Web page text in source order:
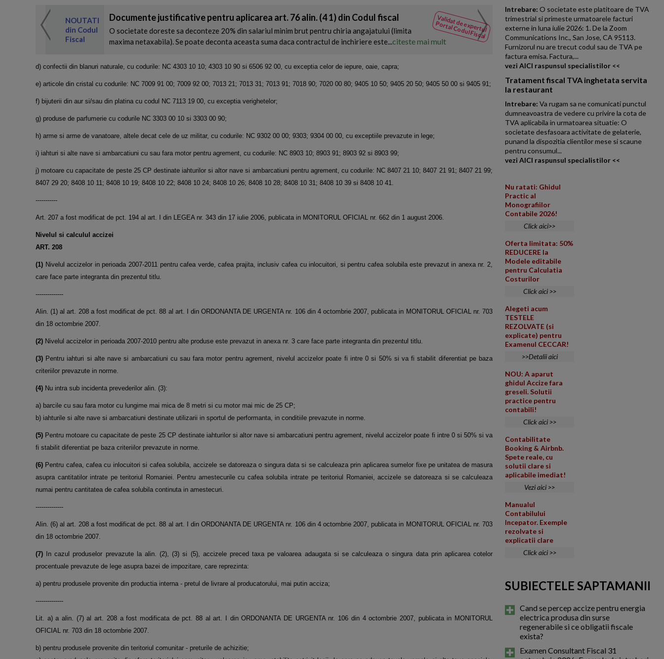
NOUTATI
din Codul
Fiscal
Validat de expertul
Portal Codul Fiscal
Documente justificative pentru aplicarea art. 76 alin. (4 1) din Codul fiscal
O societate doreste sa deconteze 20% din salariul minim brut pentru chiria angajatului (limita
maxima netaxabila). Se poate deconta aceasta suma daca contractul de inchiriere este...citeste mai mult
NOUTATI
din Codul
Fiscal
Imprumut societatie.
In situatia in care exista
aproba acordarea unei
d) confectii din blanuri naturale, cu codurile: NC 4303 10 10; 4303 10 90 si 6506 92 00, cu exceptia celor de iepure, oaie, capra;
e) articole din cristal cu codurile: NC 7009 91 00; 7009 92 00; 7013 21; 7013 31; 7013 91; 7018 90; 7020 00 80; 9405 10 50; 9405 20 50; 9405 50 00 si 9405 91;
f) bijuterii din aur si/sau din platina cu codul NC 7113 19 00, cu exceptia verighetelor;
g) produse de parfumerie cu codurile NC 3303 00 10 si 3303 00 90;
h) arme si arme de vanatoare, altele decat cele de uz militar, cu codurile: NC 9302 00 00; 9303; 9304 00 00, cu exceptiile prevazute in lege;
i) iahturi si alte nave si ambarcatiuni cu sau fara motor pentru agrement, cu codurile: NC 8903 10; 8903 91; 8903 92 si 8903 99;
j) motoare cu capacitate de peste 25 CP destinate iahturilor si altor nave si ambarcatiuni pentru agrement, cu codurile: NC 8407 21 10; 8407 21 91; 8407 21 99;
8407 29 20; 8408 10 11; 8408 10 19; 8408 10 22; 8408 10 24; 8408 10 26; 8408 10 28; 8408 10 31; 8408 10 39 si 8408 10 41.
-----------
Art. 207 a fost modificat de pct. 194 al art. I din LEGEA nr. 343 din 17 iulie 2006, publicata in MONITORUL OFICIAL nr. 662 din 1 august 2006.
Nivelul si calculul accizei
ART. 208
(1) Nivelul accizelor in perioada 2007-2011 pentru cafea verde, cafea prajita, inclusiv cafea cu inlocuitori, si pentru cafea solubila este prevazut in anexa nr. 2,
care face parte integranta din prezentul titlu.
--------------
Alin. (1) al art. 208 a fost modificat de pct. 88 al art. I din ORDONANTA DE URGENTA nr. 106 din 4 octombrie 2007, publicata in MONITORUL OFICIAL nr. 703
din 18 octombrie 2007.
(2) Nivelul accizelor in perioada 2007-2010 pentru alte produse este prevazut in anexa nr. 3 care face parte integranta din prezentul titlu.
(3) Pentru iahturi si alte nave si ambarcatiuni cu sau fara motor pentru agrement, nivelul accizelor poate fi intre 0 si 50% si va fi stabilit diferentiat pe baza
criteriilor prevazute in norme.
(4) Nu intra sub incidenta prevederilor alin. (3):
a) barcile cu sau fara motor cu lungime mai mica de 8 metri si cu motor mai mic de 25 CP;
b) iahturile si alte nave si ambarcatiuni destinate utilizarii in sportul de performanta, in conditiile prevazute in norme.
(5) Pentru motoare cu capacitate de peste 25 CP destinate iahturilor si altor nave si ambarcatiuni pentru agrement, nivelul accizelor poate fi intre 0 si 50% si va
fi stabilit diferentiat pe baza criteriilor prevazute in norme.
(6) Pentru cafea, cafea cu inlocuitori si cafea solubila, accizele se datoreaza o singura data si se calculeaza prin aplicarea sumelor fixe pe unitatea de masura
asupra cantitatilor intrate pe teritoriul Romaniei. Pentru amestecurile cu cafea solubila intrate pe teritoriul Romaniei, accizele se datoreaza si se calculeaza
numai pentru cantitatea de cafea solubila continuta in amestecuri.
--------------
Alin. (6) al art. 208 a fost modificat de pct. 88 al art. I din ORDONANTA DE URGENTA nr. 106 din 4 octombrie 2007, publicata in MONITORUL OFICIAL nr. 703
din 18 octombrie 2007.
(7) In cazul produselor prevazute la alin. (2), (3) si (5), accizele preced taxa pe valoarea adaugata si se calculeaza o singura data prin aplicarea cotelor
procentuale prevazute de lege asupra bazei de impozitare, care reprezinta:
a) pentru produsele provenite din productia interna - pretul de livrare al producatorului, mai putin acciza;
--------------
Lit. a) a alin. (7) al art. 208 a fost modificata de pct. 88 al art. I din ORDONANTA DE URGENTA nr. 106 din 4 octombrie 2007, publicata in MONITORUL
OFICIAL nr. 703 din 18 octombrie 2007.
b) pentru produsele provenite din teritoriul comunitar - preturile de achizitie;
Intrebare: O societate este platitoare de TVA
trimestrial si primeste urmatoarele facturi
externe in luna iulie 2026: 1. De la Zoom
Communications Inc., San Jose, CA 95113.
Furnizorul nu are trecut codul sau de TVA pe
factura emisa. Factura,...
vezi AICI raspunsul specialistilor <<
Tratament fiscal TVA inghetata servita
la restaurant
Intrebare: Va rugam sa ne comunicati punctul
dumneavoastra de vedere cu privire la cota de
TVA aplicabila in urmatoarea situatie: O
societate desfasoara activitate de gelaterie,
punand la dispozitia clientilor mese si scaune
pentru consumul...
vezi AICI raspunsul specialistilor <<
Nu ratati: Ghidul
Practic al
Monografiilor
Contabile 2026!
Click aici>>
Oferta limitata: 50%
REDUCERE la
Modele editabile
pentru Calculatia
Costurilor
Click aici >>
Alegeti acum
TESTELE
REZOLVATE (si
explicate) pentru
Examenul CECCAR!
>>Detalii aici
NOU: A aparut
ghidul Accize fara
greseli. Solutii
practice pentru
contabili!
Click aici >>
Contabilitate
Booking & Airbnb.
Spete reale, cu
solutii clare si
aplicabile imediat!
Vezi aici >>
Manualul
Contabilului
Incepator. Exemple
rezolvate si
explicatii clare
Click aici >>
SUBIECTELE SAPTAMANII
Cand se percep accize pentru energia
electrica produsa din surse
regenerabile si ce obligatii fiscale
exista?
Examen Consultant Fiscal 31